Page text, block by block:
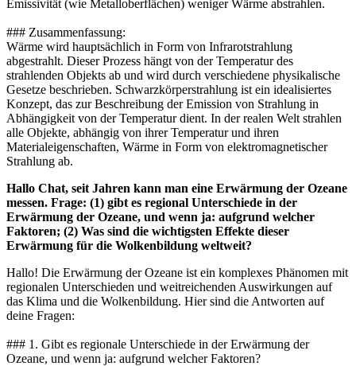
Emissivität (wie Metalloberflächen) weniger Wärme abstrahlen.
### Zusammenfassung:
Wärme wird hauptsächlich in Form von Infrarotstrahlung
abgestrahlt. Dieser Prozess hängt von der Temperatur des
strahlenden Objekts ab und wird durch verschiedene physikalische
Gesetze beschrieben. Schwarzkörperstrahlung ist ein idealisiertes
Konzept, das zur Beschreibung der Emission von Strahlung in
Abhängigkeit von der Temperatur dient. In der realen Welt strahlen
alle Objekte, abhängig von ihrer Temperatur und ihren
Materialeigenschaften, Wärme in Form von elektromagnetischer
Strahlung ab.
Hallo Chat, seit Jahren kann man eine Erwärmung der Ozeane
messen. Frage: (1) gibt es regional Unterschiede in der
Erwärmung der Ozeane, und wenn ja: aufgrund welcher
Faktoren; (2) Was sind die wichtigsten Effekte dieser
Erwärmung für die Wolkenbildung weltweit?
Hallo! Die Erwärmung der Ozeane ist ein komplexes Phänomen mit
regionalen Unterschieden und weitreichenden Auswirkungen auf
das Klima und die Wolkenbildung. Hier sind die Antworten auf
deine Fragen:
### 1. Gibt es regionale Unterschiede in der Erwärmung der
Ozeane, und wenn ja: aufgrund welcher Faktoren?